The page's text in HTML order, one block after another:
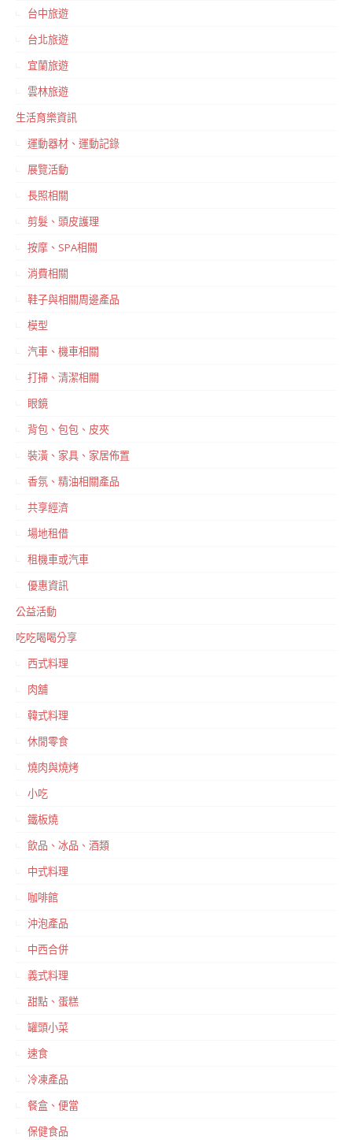
台中旅遊
台北旅遊
宜蘭旅遊
雲林旅遊
生活育樂資訊
運動器材、運動記錄
展覽活動
長照相關
剪髮、頭皮護理
按摩、SPA相關
消費相關
鞋子與相關周邊產品
模型
汽車、機車相關
打掃、清潔相關
眼鏡
背包、包包、皮夾
裝潢、家具、家居佈置
香氛、精油相關產品
共享經濟
場地租借
租機車或汽車
優惠資訊
公益活動
吃吃喝喝分享
西式料理
肉舖
韓式料理
休閒零食
燒肉與燒烤
小吃
鐵板燒
飲品、冰品、酒類
中式料理
咖啡館
沖泡產品
中西合併
義式料理
甜點、蛋糕
罐頭小菜
速食
冷凍產品
餐盒、便當
保健食品